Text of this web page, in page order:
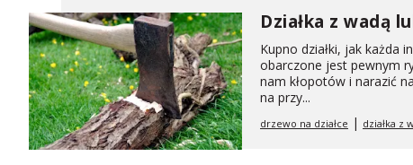
Działka z wadą
Kupno działki, jak każda
obarczone jest pewnym
nam kłopotów i narazić
na przy...
drzewo na działce | działka z